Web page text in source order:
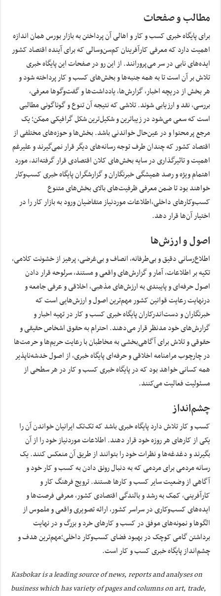
مطالب و صفحات
برای پایگاه خبری کسب و کار و اهالی آن پرداختن به بازار بورس همان اندازه
اهمیت دارد که معرفی کارآفرینان کم‌سن‌وسالی که برای آینده اقتصاد کشور
ایده‌های نابی در سر می‌پرورانند. از این رو در صفحات این پایگاه خبری
تلاش بر آن است تا به همه جنبه‌ها و بخش‌های کسب و کار پرداخته شود و
هر بخش از دریچه اخبار، گزارش‌ها، یادداشت‌ها و گفت‌وگوها معرفی،
بررسی، نقد و ارزیابی شوند. تلاشی که نتیجه آن تنوع و گوناگونی مطالبی
است که سعی می‌شود در زیباترین و شکیل‌ترین شکل گرافیکی ممکن؛ یک
مرجع پرمحتوا و در عین‌حال خواندنی باشد. بخش‌ها و حوزه‌های مختلفی از
اقتصاد کشور که چندان طرف توجه رسانه‌های دیگر قرار نمی‌گیرند و علیرغم
اهمیت و تاثیرگذاری در سایه بخش‌های کلان اقتصادی قرار گرفته‌اند، مورد
اهتمام ویژه و رصد همیشگی خبرنگاران و گزارشگران پایگاه خبری کسب‌وکار
خواهند بود تا ضمن معرفی ظرفیت‌های بالای بخش‌های متنوع
کسب‌وکارهای داخلی،اطلاعات موردنیاز متقاضیان ورود به بازار کار را در
اختیار آن‌ها قرار دهد.
اصول و ارزش‌ها
اطلاع‌‌رسانی دقیق و بی‌طرفانه، انصاف و بی‌غرضی، پرهیز از خشونت کلامی،
تکیه بر اطلاعات، آمار و گزارش‌های واقعی و مستند، سرلوحه قرار دادن
اصول حرفه‌ای و پایبندی به ارزش‌های مذهبی، اخلاقی و عرفی جامعه و
درنهایت رعایت قوانین کشور مهم‌ترین اصول و ارزش‌هایی است که
خبر‌نگاران و دست‌اندرکاران پایگاه خبری کسب و کار در تهیه اخبار و
گزارش‌های خود مدنظر قرار می‌دهند. احترام به حقوق اشخاص حقیقی و
حقوقی و تلاش برای آگاهی‌بخشی به مخاطبان با رعایت حریم‌ها و حرمت‌ها
در چارچوب مرامنامه اخلاقی و حرفه‌ای پایگاه خبری، از اصول خدشه‌ناپذیر
همه کسانی خواهد بود که در پایگاه خبری کسب و کار در هر سطحی از
مسئولیت فعالیت می‌کنند.
چشم‌انداز
کسب و کار تلاش دارد پایگاه خبری‌ باشد که تک‌تک ایرانیان خواندن آن را
یکی از کارهای هر روزه خود قرار دهند. اطلاعات موردنیاز خود را از آن
بگیرند و دغدغه‌ها و نظرات خود را بتوانند از طریق آن منعکس کنند. یک
رسانه مردمی برای مردمی که به دنبال رونق دادن به کسب و کار خود و
آگاهی از وضعیت سایر کسب و کارها هستند. ترویج فرهنگ کار و
کارآفرینی، کمک به رشد و بالندگی اقتصادی کشور، معرفی فرصت‌ها و
ایده‌های کسب‌وکاری در سراسر کشور، ارائه تصویری واقعی و ملموس از
الگوها و نمونه‌های موفق در کسب و کارهای خرد و بزرگ و در نهایت
برداشتن گامی کوچک در بهبود فضای کسب‌وکار داخلی؛مهم‌ترین هدف و
چشم‌انداز پایگاه خبری کسب و کار است.
Kasbokar is a leading source of news, reports and analyses on
business which has variety of pages and columns on art, trade,